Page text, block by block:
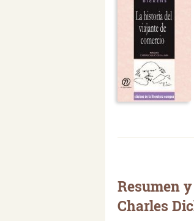
Resumen
Charles